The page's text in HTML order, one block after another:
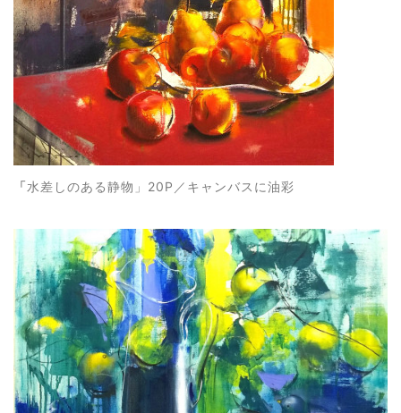
「水差しのある静物」20P／キャンバスに油彩